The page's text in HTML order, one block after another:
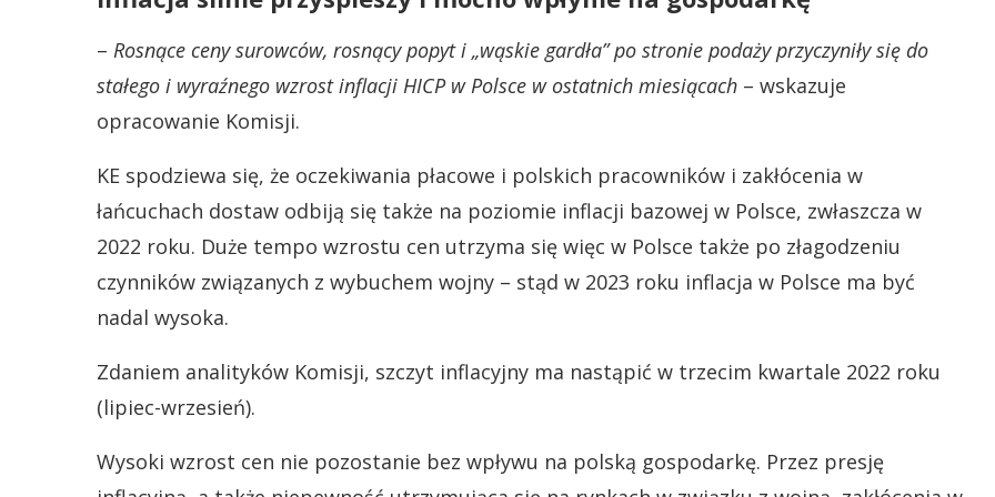
– Rosnące ceny surowców, rosnący popyt i „wąskie gardła” po stronie podaży przyczyniły się do
stałego i wyraźnego wzrost inflacji HICP w Polsce w ostatnich miesiącach – wskazuje
opracowanie Komisji.
KE spodziewa się, że oczekiwania płacowe i polskich pracowników i zakłócenia w
łańcuchach dostaw odbiją się także na poziomie inflacji bazowej w Polsce, zwłaszcza w
2022 roku. Duże tempo wzrostu cen utrzyma się więc w Polsce także po złagodzeniu
czynników związanych z wybuchem wojny – stąd w 2023 roku inflacja w Polsce ma być
nadal wysoka.
Zdaniem analityków Komisji, szczyt inflacyjny ma nastąpić w trzecim kwartale 2022 roku
(lipiec-wrzesień).
Wysoki wzrost cen nie pozostanie bez wpływu na polską gospodarkę. Przez presję